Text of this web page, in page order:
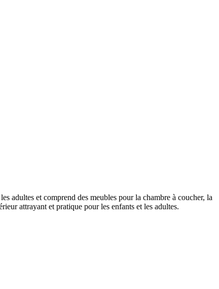
adultes et comprend des meubles pour la chambre à coucher, la
attrayant et pratique pour les enfants et les adultes.